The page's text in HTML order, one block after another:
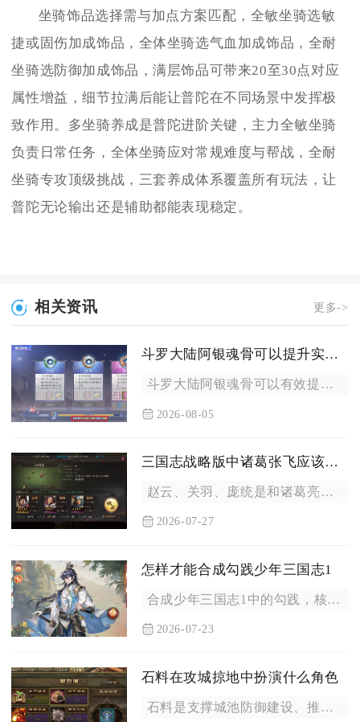
坐骑饰品选择需与加点方案匹配，全敏坐骑选敏
捷或固伤加成饰品，全体坐骑选气血加成饰品，全耐
坐骑选防御加成饰品，满层饰品可带来20至30点对应
属性增益，细节拉满后能让普陀在不同场景中发挥极
致作用。多坐骑养成是普陀进阶关键，主力全敏坐骑
负责日常任务，全体坐骑应对常规难度与帮战，全耐
坐骑专攻顶级挑战，三套养成体系覆盖所有玩法，让
普陀无论输出还是辅助都能表现稳定。
相关资讯 更多->
斗罗大陆阿银魂骨可以提升实力吗
斗罗大陆阿银魂骨可以有效提升实力，不管是通用魂骨还是阿银专属...
2026-08-05
三国志战略版中诸葛张飞应该和谁联手
赵云、关羽、庞统是和诸葛亮、张飞组队综合强度最高的三名武将，...
2026-07-27
怎样才能合成勾践少年三国志1
合成少年三国志1中的勾践，核心方式是集齐足量勾践暗金名将碎片...
2026-07-23
石料在攻城掠地中扮演什么角色
石料是支撑城池防御建设、推进国战扩张节奏、解锁长线资源福利的...